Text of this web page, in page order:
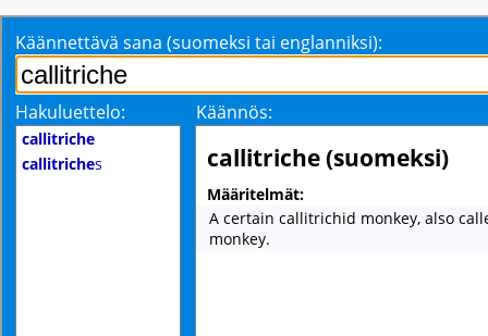
Käännettävä sana (suomeksi tai englanniksi):
Hakuluettelo: Käännös:
callitriche
callitriches callitriche (suomeksi)
Määritelmät:
A certain callitrichid monkey, also
monkey.